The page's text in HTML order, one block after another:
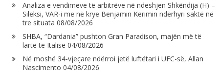
Analiza e vendimeve të arbitrëve në ndeshjen Shkëndija (H) –
Sileksi, VAR-i me në krye Benjamin Kerimin ndërhyri saktë në
tre situata 08/08/2026
SHBA, “Dardania” pushton Gran Paradison, majën më të
lartë të Italisë 04/08/2026
Në moshë 34-vjeçare ndërroi jetë luftëtari i UFC-së, Allan
Nascimento 04/08/2026